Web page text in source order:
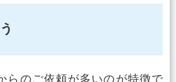
らのご依頼が多いのが特徴で